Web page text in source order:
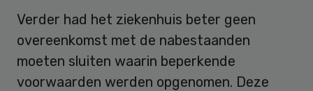
Verder had het ziekenhuis beter geen
overeenkomst met de nabestaanden
moeten sluiten waarin beperkende
voorwaarden werden opgenomen. Deze